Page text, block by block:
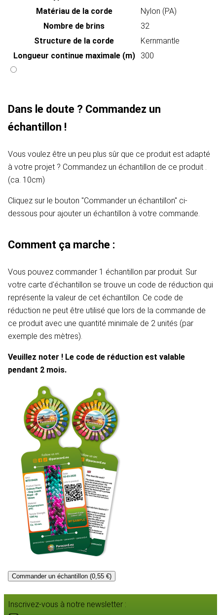
Matériau de la corde
Nylon (PA)
Nombre de brins
32
Structure de la corde
Kernmantle
Longueur continue maximale (m)
300
Dans le doute ? Commandez un
échantillon !
Vous voulez être un peu plus sûr que ce produit est adapté
à votre projet ? Commandez un échantillon de ce produit .
(ca. 10cm)
Cliquez sur le bouton "Commander un échantillon" ci-
dessous pour ajouter un échantillon à votre commande.
Comment ça marche :
Vous pouvez commander 1 échantillon par produit. Sur
votre carte d'échantillon se trouve un code de réduction qui
représente la valeur de cet échantillon. Ce code de
réduction ne peut être utilisé que lors de la commande de
ce produit avec une quantité minimale de 2 unités (par
exemple des mètres).
Veuillez noter ! Le code de réduction est valable
pendant 2 mois.
Commander un échantillon (0,55 €)
Inscrivez-vous à notre newsletter :